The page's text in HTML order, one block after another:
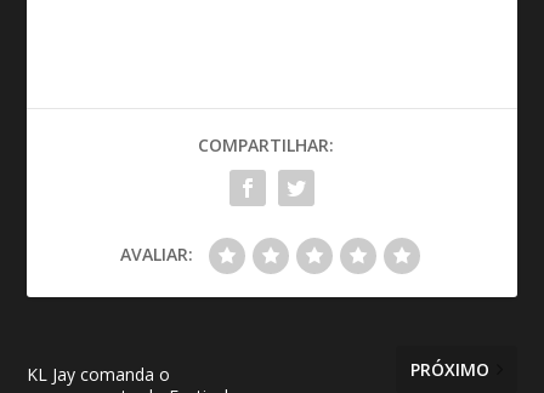
COMPARTILHAR:
AVALIAR:
KL Jay comanda o
PRÓXIMO